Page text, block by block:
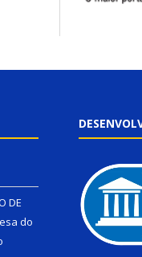
DE
do